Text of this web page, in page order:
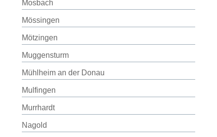
Mosbach
Mössingen
Mötzingen
Muggensturm
Mühlheim an der Donau
Mulfingen
Murrhardt
Nagold